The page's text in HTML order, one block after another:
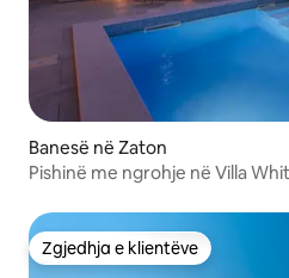
Banesë në Zaton
Pishinë me ngrohje në Villa
Zgjedhja e klientëve
Zgjedhja e klientëve